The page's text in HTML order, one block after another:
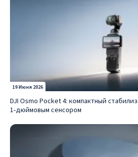
19 Июня 2026
DJI Osmo Pocket 4: компактный
1‑дюймовым сенсором